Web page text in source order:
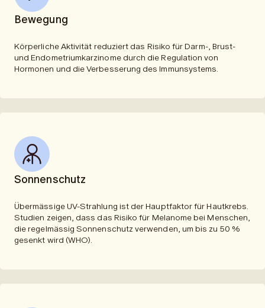
Bewegung
Körperliche Aktivität reduziert das Risiko für Darm-, Brust-
und Endometriumkarzinome durch die Regulation von
Hormonen und die Verbesserung des Immunsystems.
Sonnenschutz
Übermässige UV-Strahlung ist der Hauptfaktor für Hautkrebs.
Studien zeigen, dass das Risiko für Melanome bei Menschen,
die regelmässig Sonnenschutz verwenden, um bis zu 50 %
gesenkt wird (WHO).